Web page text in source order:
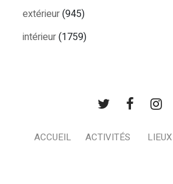
extérieur(945)
intérieur(1759)
ACCUEIL ACTIVITÉS LIEUX